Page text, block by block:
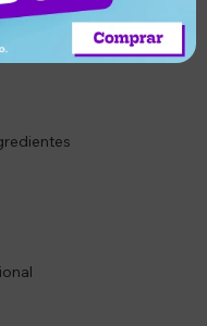
diseño compacto y
brindando